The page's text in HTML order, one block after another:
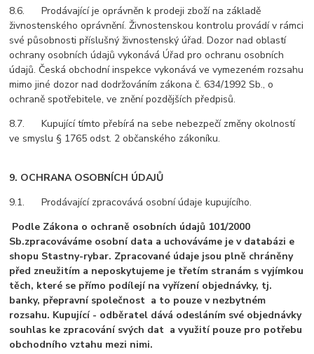
8.6. Prodávající je oprávněn k prodeji zboží na základě
živnostenského oprávnění. Živnostenskou kontrolu provádí v rámci
své působnosti příslušný živnostenský úřad. Dozor nad oblastí
ochrany osobních údajů vykonává Úřad pro ochranu osobních
údajů. Česká obchodní inspekce vykonává ve vymezeném rozsahu
mimo jiné dozor nad dodržováním zákona č. 634/1992 Sb., o
ochraně spotřebitele, ve znění pozdějších předpisů.
8.7. Kupující tímto přebírá na sebe nebezpečí změny okolností
ve smyslu § 1765 odst. 2 občanského zákoníku.
9. OCHRANA OSOBNÍCH ÚDAJŮ
9.1. Prodávající zpracovává osobní údaje kupujícího.
Podle Zákona o ochraně osobních údajů 101/2000
Sb.zpracováváme osobní data a uchováváme je v databázi e
shopu Stastny-rybar. Zpracované údaje jsou plně chráněny
před zneužitím a neposkytujeme je třetím stranám s vyjímkou
těch, které se přímo podílejí na vyřízení objednávky, tj.
banky, přepravní společnost a to pouze v nezbytném
rozsahu. Kupující - odběratel dává odesláním své objednávky
souhlas ke zpracování svých dat a využití pouze pro potřebu
obchodního vztahu mezi nimi.